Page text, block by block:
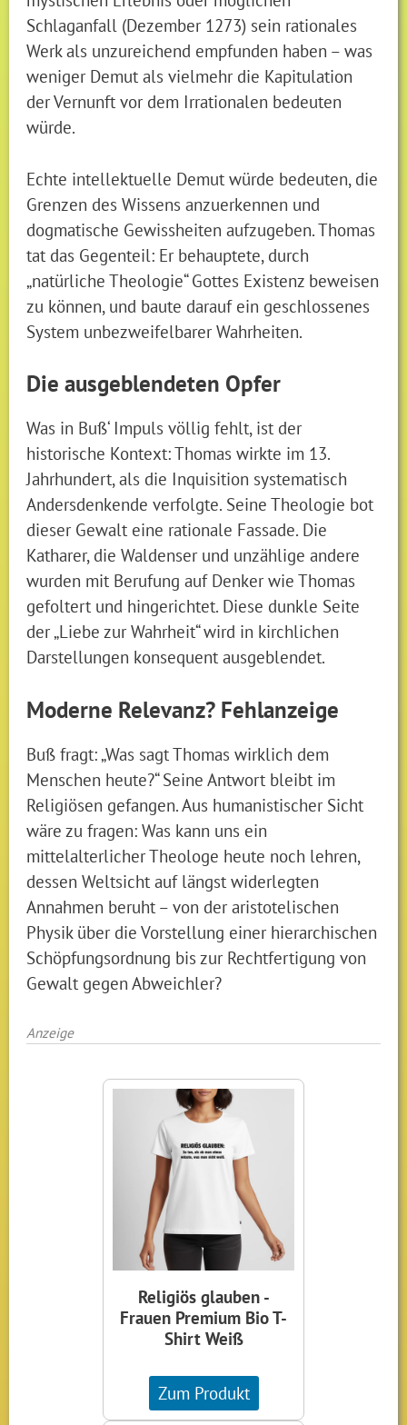
Schlaganfall (Dezember 1273) sein rationales
Werk als unzureichend empfunden haben – was
weniger Demut als vielmehr die Kapitulation
der Vernunft vor dem Irrationalen bedeuten
würde.
Echte intellektuelle Demut würde bedeuten, die
Grenzen des Wissens anzuerkennen und
dogmatische Gewissheiten aufzugeben. Thomas
tat das Gegenteil: Er behauptete, durch
„natürliche Theologie“ Gottes Existenz beweisen
zu können, und baute darauf ein geschlossenes
System unbezweifelbarer Wahrheiten.
Die ausgeblendeten Opfer
Was in Buß‘ Impuls völlig fehlt, ist der
historische Kontext: Thomas wirkte im 13.
Jahrhundert, als die Inquisition systematisch
Andersdenkende verfolgte. Seine Theologie bot
dieser Gewalt eine rationale Fassade. Die
Katharer, die Waldenser und unzählige andere
wurden mit Berufung auf Denker wie Thomas
gefoltert und hingerichtet. Diese dunkle Seite
der „Liebe zur Wahrheit“ wird in kirchlichen
Darstellungen konsequent ausgeblendet.
Moderne Relevanz? Fehlanzeige
Buß fragt: „Was sagt Thomas wirklich dem
Menschen heute?“ Seine Antwort bleibt im
Religiösen gefangen. Aus humanistischer Sicht
wäre zu fragen: Was kann uns ein
mittelalterlicher Theologe heute noch lehren,
dessen Weltsicht auf längst widerlegten
Annahmen beruht – von der aristotelischen
Physik über die Vorstellung einer hierarchischen
Schöpfungsordnung bis zur Rechtfertigung von
Gewalt gegen Abweichler?
Anzeige
Religiös glauben -
Frauen Premium Bio T-
Shirt Weiß
Zum Produkt